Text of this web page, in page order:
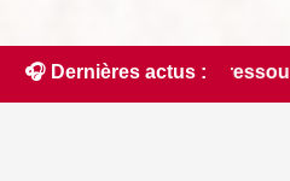
🎧 Dernières actus :
critique dans le